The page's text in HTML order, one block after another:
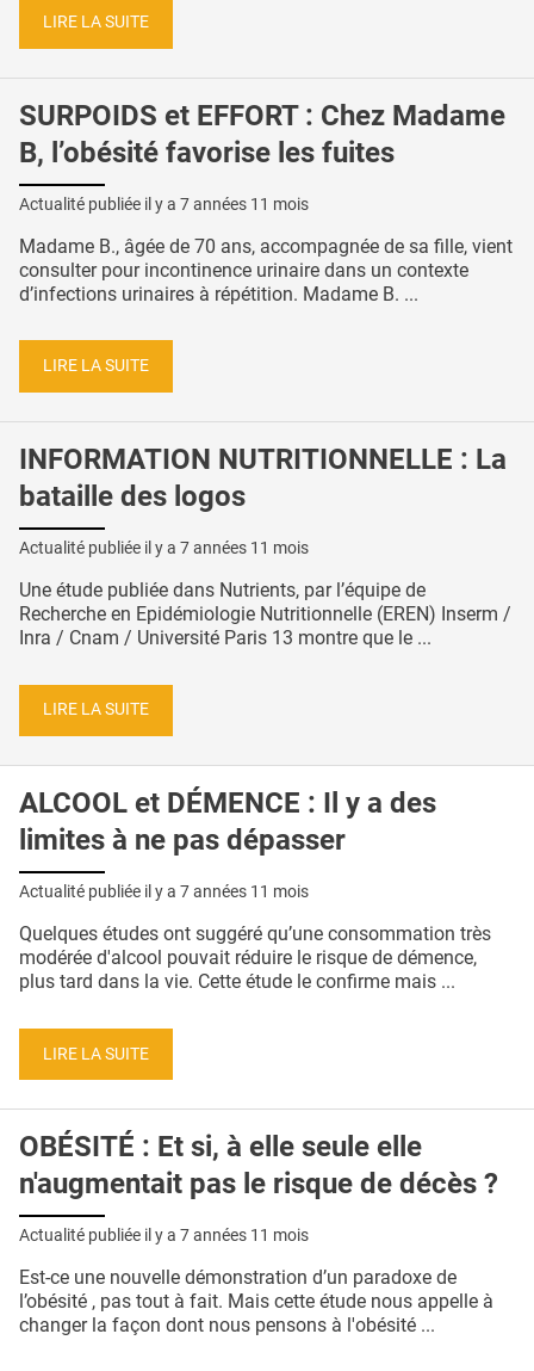
LIRE LA SUITE
SURPOIDS et EFFORT : Chez Madame
B, l’obésité favorise les fuites
Actualité publiée il y a 7 années 11 mois
Madame B., âgée de 70 ans, accompagnée de sa fille, vient
consulter pour incontinence urinaire dans un contexte
d’infections urinaires à répétition. Madame B. ...
LIRE LA SUITE
INFORMATION NUTRITIONNELLE : La
bataille des logos
Actualité publiée il y a 7 années 11 mois
Une étude publiée dans Nutrients, par l’équipe de
Recherche en Epidémiologie Nutritionnelle (EREN) Inserm /
Inra / Cnam / Université Paris 13 montre que le ...
LIRE LA SUITE
ALCOOL et DÉMENCE : Il y a des
limites à ne pas dépasser
Actualité publiée il y a 7 années 11 mois
Quelques études ont suggéré qu’une consommation très
modérée d'alcool pouvait réduire le risque de démence,
plus tard dans la vie. Cette étude le confirme mais ...
LIRE LA SUITE
OBÉSITÉ : Et si, à elle seule elle
n'augmentait pas le risque de décès ?
Actualité publiée il y a 7 années 11 mois
Est-ce une nouvelle démonstration d’un paradoxe de
l’obésité , pas tout à fait. Mais cette étude nous appelle à
changer la façon dont nous pensons à l'obésité ...